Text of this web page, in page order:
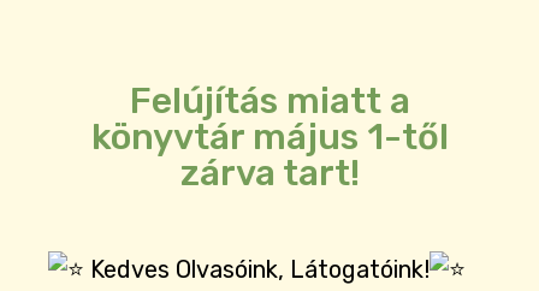
Felújítás miatt a
könyvtár május 1-től
zárva tart!
Kedves Olvasóink, Látogatóink!